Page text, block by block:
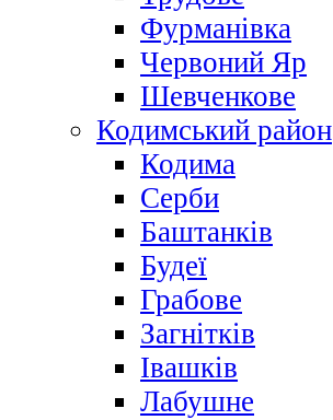
Фурманівка
Червоний Яр
Шевченкове
Кодимський район
Кодима
Серби
Баштанків
Будеї
Грабове
Загнітків
Івашків
Лабушне